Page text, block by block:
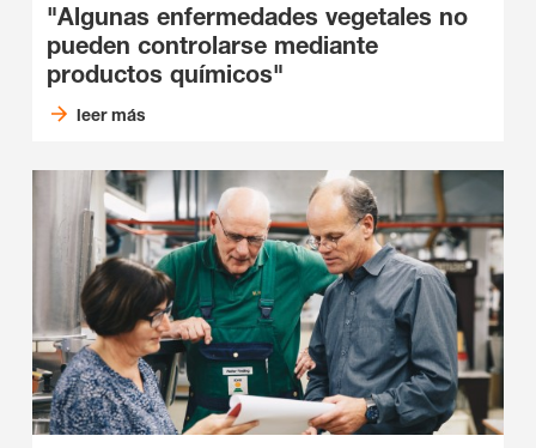
"Algunas enfermedades vegetales no
pueden controlarse mediante
productos químicos"
leer más